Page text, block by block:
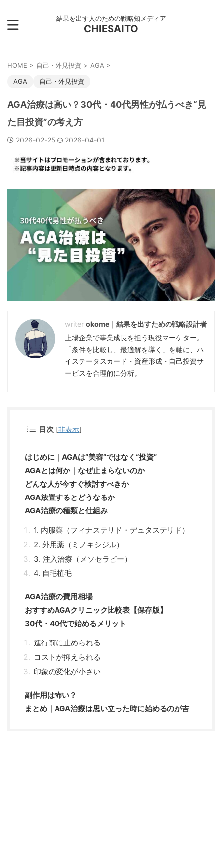
結果を出す人のための戦略知メディア
CHIESAITO
HOME > 自己・外見投資 > AGA >
AGA 自己・外見投資
AGA治療は高い？30代・40代男性が払うべき“見
た目投資”の考え方
2026-02-25 2026-04-01
okome｜結果を出すための戦略設計者
上場企業で事業成長を担う現役マーケター。
「条件を比較し、最適解を導く」を軸に、ハ
イステータスカード・資産形成・自己投資サ
ービスを合理的に分析。
目次 [非表示]
はじめに｜AGAは”美容”ではなく“投資”
AGAとは何か｜なぜ止まらないのか
どんな人が今すぐ検討すべきか
AGA放置するとどうなるか
AGA治療の種類と仕組み
1. 内服薬（フィナステリド・デュタステリド）
2. 外用薬（ミノキシジル）
3. 注入治療（メソセラピー）
4. 自毛植毛
AGA治療の費用相場
おすすめAGAクリニック比較表【保存版】
30代・40代で始めるメリット
進行前に止められる
コストが抑えられる
印象の変化が小さい
副作用は怖い？
まとめ｜AGA治療は思い立った時に始めるのが吉